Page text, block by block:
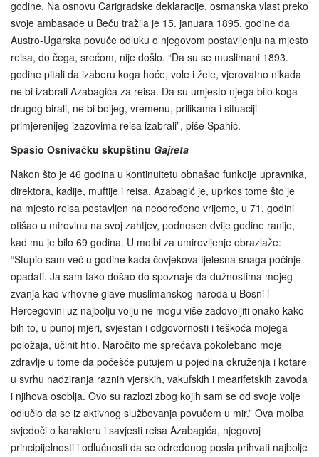
godine. Na osnovu Carigradske deklaracije, osmanska vlast preko
svoje ambasade u Beču tražila je 15. januara 1895. godine da
Austro-Ugarska povuče odluku o njegovom postavljenju na mjesto
reisa, do čega, srećom, nije došlo. “Da su se muslimani 1893.
godine pitali da izaberu koga hoće, vole i žele, vjerovatno nikada
ne bi izabrali Azabagića za reisa. Da su umjesto njega bilo koga
drugog birali, ne bi boljeg, vremenu, prilikama i situaciji
primjerenijeg izazovima reisa izabrali”, piše Spahić.
Spasio Osnivačku skupštinu Gajreta
Nakon što je 46 godina u kontinuitetu obnašao funkcije upravnika,
direktora, kadije, muftije i reisa, Azabagić je, uprkos tome što je
na mjesto reisa postavljen na neodređeno vrijeme, u 71. godini
otišao u mirovinu na svoj zahtjev, podnesen dvije godine ranije,
kad mu je bilo 69 godina. U molbi za umirovljenje obrazlaže:
“Stupio sam već u godine kada čovjekova tjelesna snaga počinje
opadati. Ja sam tako došao do spoznaje da dužnostima mojeg
zvanja kao vrhovne glave muslimanskog naroda u Bosni i
Hercegovini uz najbolju volju ne mogu više zadovoljiti onako kako
bih to, u punoj mjeri, svjestan i odgovornosti i teškoća mojega
položaja, učinit htio. Naročito me sprečava pokolebano moje
zdravlje u tome da počešće putujem u pojedina okruženja i kotare
u svrhu nadziranja raznih vjerskih, vakufskih i mearifetskih zavoda
i njihova osoblja. Ovo su razlozi zbog kojih sam se od svoje volje
odlučio da se iz aktivnog službovanja povučem u mir.” Ova molba
svjedoči o karakteru i savjesti reisa Azabagića, njegovoj
principijelnosti i odlučnosti da se određenog posla prihvati najbolje